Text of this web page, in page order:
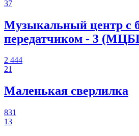
37
Музыкальный центр с
передатчиком - 3
2 444
21
Маленькая сверлилка
831
13